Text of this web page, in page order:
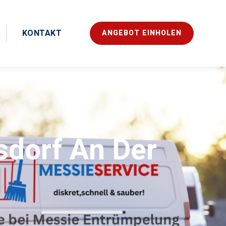
KONTAKT ANGEBOT EINHOLEN
An Der